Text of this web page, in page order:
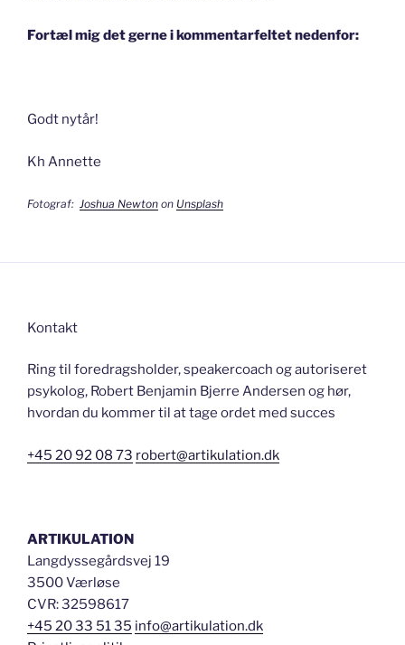
Fortæl mig det gerne i kommentarfeltet nedenfor:
Godt nytår!
Kh Annette
Fotograf: Joshua Newton on Unsplash
Kontakt
Ring til foredragsholder, speakercoach og autoriseret
psykolog, Robert Benjamin Bjerre Andersen og hør,
hvordan du kommer til at tage ordet med succes
+45 20 92 08 73 robert@artikulation.dk
ARTIKULATION
Langdyssegårdsvej 19
3500 Værløse
CVR: 32598617
+45 20 33 51 35 info@artikulation.dk